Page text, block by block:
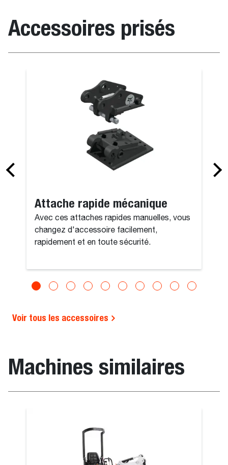
Accessoires prisés
Attache rapide mécanique
Avec ces attaches rapides manuelles, vous
changez d'accessoire facilement,
rapidement et en toute sécurité.
Voir tous les accessoires
Machines similaires